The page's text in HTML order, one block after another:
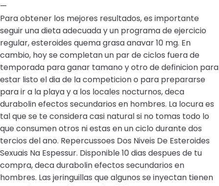
—
Para obtener los mejores resultados, es importante
seguir una dieta adecuada y un programa de ejercicio
regular, esteroides quema grasa anavar 10 mg. En
cambio, hoy se completan un par de ciclos fuera de
temporada para ganar tamano y otro de definicion para
estar listo el dia de la competicion o para prepararse
para ir a la playa y a los locales nocturnos, deca
durabolin efectos secundarios en hombres. La locura es
tal que se te considera casi natural si no tomas todo lo
que consumen otros ni estas en un ciclo durante dos
tercios del ano. Repercussoes Dos Niveis De Esteroides
Sexuais Na Espessur. Disponible 10 dias despues de tu
compra, deca durabolin efectos secundarios en
hombres. Las jeringuillas que algunos se inyectan tienen